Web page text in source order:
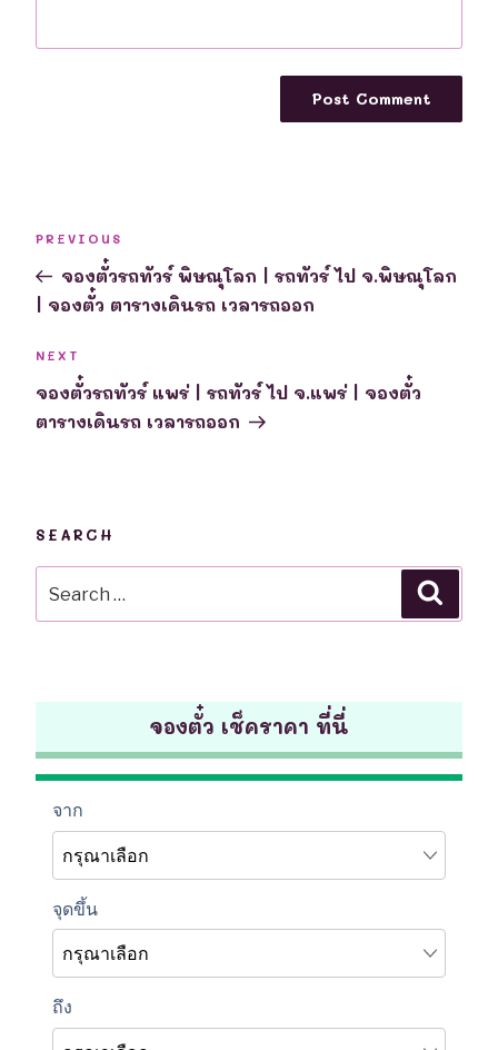
navigation
Previous
Post
PREVIOUS
จองตั๋วรถทัวร์ พิษณุโลก | รถทัวร์ ไป จ.พิษณุโลก
| จองตั๋ว ตารางเดินรถ เวลารถออก
Next
Post
NEXT
จองตั๋วรถทัวร์ แพร่ | รถทัวร์ ไป จ.แพร่ | จองตั๋ว
ตารางเดินรถ เวลารถออก
SEARCH
for:
จองตั๋ว เช็คราคา ที่นี่